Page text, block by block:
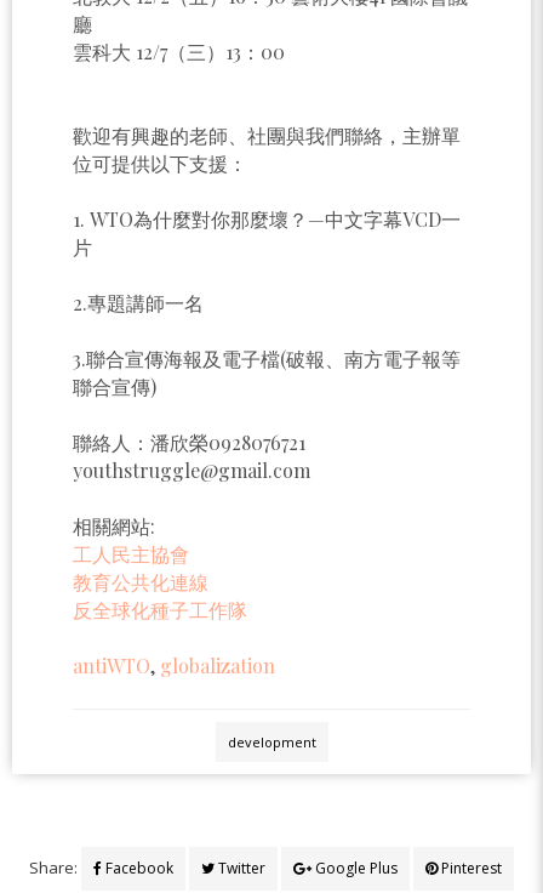
廳
雲科大 12/7（三）13：00
歡迎有興趣的老師、社團與我們聯絡，主辦單
位可提供以下支援：
1. WTO為什麼對你那麼壞？—中文字幕VCD一
片
2.專題講師一名
3.聯合宣傳海報及電子檔(破報、南方電子報等
聯合宣傳)
聯絡人：潘欣榮0928076721
youthstruggle@gmail.com
相關網站:
工人民主協會
教育公共化連線
反全球化種子工作隊
antiWTO, globalization
development
Share: Facebook Twitter Google Plus Pinterest